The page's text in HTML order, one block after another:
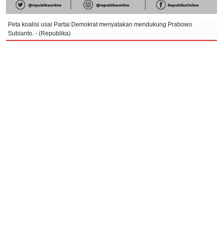
Peta koalisi usai Partai Demokrat menyatakan mendukung Prabowo
Subianto. - (Republika)